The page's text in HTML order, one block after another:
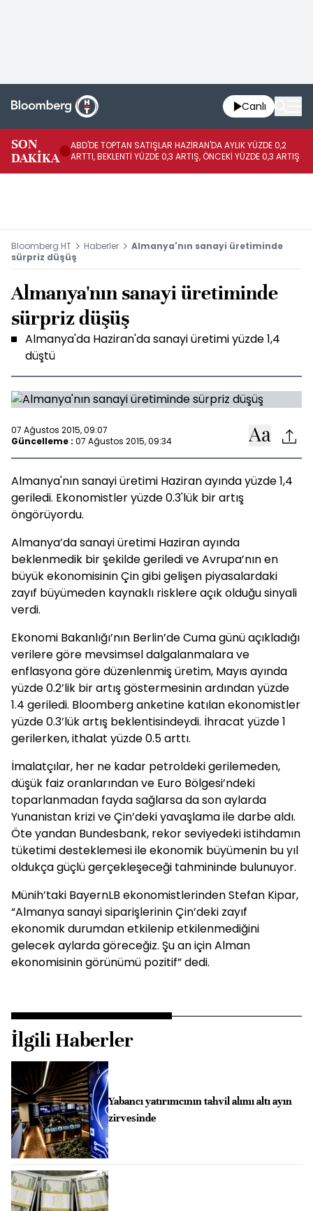
Canlı
SON
DAKİKA
ABD'DE TOPTAN SATIŞLAR HAZİRAN'DA AYLIK YÜZDE 0,2
ARTTI, BEKLENTİ YÜZDE 0,3 ARTIŞ, ÖNCEKİ YÜZDE 0,3 ARTIŞ
Bloomberg HT Haberler
Almanya'nın sanayi üretiminde
sürpriz düşüş
Almanya'nın sanayi üretiminde
sürpriz düşüş
Almanya'da Haziran'da sanayi üretimi yüzde 1,4
düştü
07 Ağustos 2015, 09:07
Güncelleme : 07 Ağustos 2015, 09:34
Almanya'nın sanayi üretimi Haziran ayında yüzde 1,4
geriledi. Ekonomistler yüzde 0.3'lük bir artış
öngörüyordu.
Almanya’da sanayi üretimi Haziran ayında
beklenmedik bir şekilde geriledi ve Avrupa’nın en
büyük ekonomisinin Çin gibi gelişen piyasalardaki
zayıf büyümeden kaynaklı risklere açık olduğu sinyali
verdi.
Ekonomi Bakanlığı’nın Berlin’de Cuma günü açıkladığı
verilere göre mevsimsel dalgalanmalara ve
enflasyona göre düzenlenmiş üretim, Mayıs ayında
yüzde 0.2’lik bir artış göstermesinin ardından yüzde
1.4 geriledi. Bloomberg anketine katılan ekonomistler
yüzde 0.3’lük artış beklentisindeydi. İhracat yüzde 1
gerilerken, ithalat yüzde 0.5 arttı.
İmalatçılar, her ne kadar petroldeki gerilemeden,
düşük faiz oranlarından ve Euro Bölgesi’ndeki
toparlanmadan fayda sağlarsa da son aylarda
Yunanistan krizi ve Çin’deki yavaşlama ile darbe aldı.
Öte yandan Bundesbank, rekor seviyedeki istihdamın
tüketimi desteklemesi ile ekonomik büyümenin bu yıl
oldukça güçlü gerçekleşeceği tahmininde bulunuyor.
Münih’taki BayernLB ekonomistlerinden Stefan Kipar,
“Almanya sanayi siparişlerinin Çin’deki zayıf
ekonomik durumdan etkilenip etkilenmediğini
gelecek aylarda göreceğiz. Şu an için Alman
ekonomisinin görünümü pozitif” dedi.
İlgili Haberler
Yabancı yatırımcının tahvil alımı altı ayın
zirvesinde